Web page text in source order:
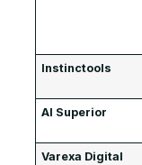
Instinctools
AI Superior
Varexa Digital